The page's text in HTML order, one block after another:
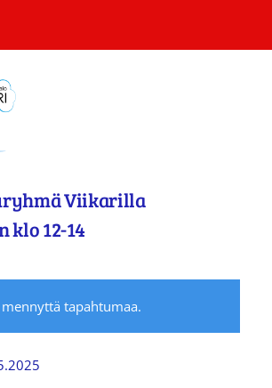
Viikari
Viikarilla
klo 12-14
tapahtumaa.